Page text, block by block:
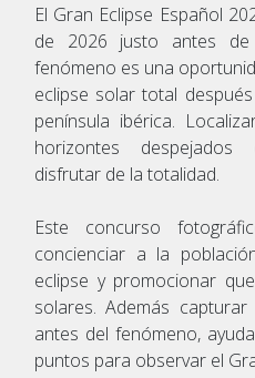
El Gran Eclipse Español
de 2026 justo antes
fenómeno es una
eclipse solar total
península ibérica.
horizontes despejados
disfrutar de la totalidad.
Este concurso
concienciar a la
eclipse y promocionar
solares. Además
antes del fenómeno,
puntos para observar el